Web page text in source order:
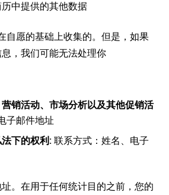
中提供的其他数据
愿的基础上收集的。但是，如果
，我们可能无法处理你
营销活动、市场分析以及其他促销活
子邮件地址
法下的权利 : 联系方式：姓名、电子
。在用于任何统计目的之前，您的